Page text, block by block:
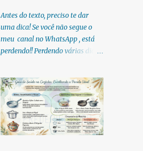
Antes do texto, preciso te dar
uma dica! Se você não segue o
meu canal no WhatsApp , está
perdendo!! Perdendo várias dicas,
infográficos, o link para
download dos meus e-books.
Para acessar clique no link:
https://whatsapp.com/channel/0
029Vb6U4AqKgsNzkBhubA40